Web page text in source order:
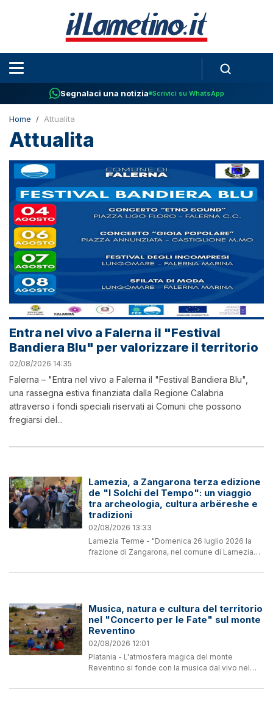
Segnalaci una notizia Scrivici su WhatsApp
Home Attualita
Attualita
Entra nel vivo a Falerna il "Festival
Bandiera Blu" per valorizzare il territorio
02/08/2026 14:35
Falerna – "Entra nel vivo a Falerna il "Festival Bandiera Blu",
una rassegna estiva finanziata dalla Regione Calabria
attraverso i fondi speciali riservati ai Comuni che possono
fregiarsi del...
Lamezia, a Zangarona terza edizione
de "I Solchi del Tempo": un viaggio
tra archeologia, cultura arbëreshe e
tradizioni
02/08/2026 13:33
Lamezia Terme - "Domenica 26 luglio 2026 la
frazione di Zangarona, nel comune di Lamezia
del Tempo, iniziativa culturale ideata e curata da
Musica, natura e cultura del territorio
nel "Concerto per le Fate" sul monte
Reventino
02/08/2026 12:01
Platania - L'atmosfera magica del monte
Reventino si fonde con la musica dal vivo nel
nella cornice naturale della Fossa da Gghiasa